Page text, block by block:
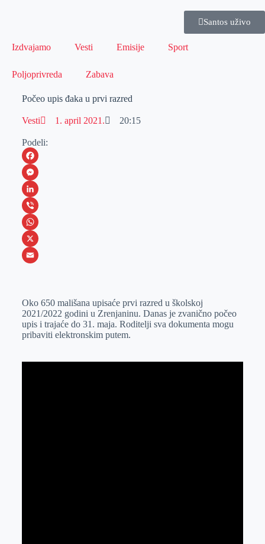
Santos uživo
Izdvajamo Vesti Emisije Sport
Poljoprivreda Zabava
Počeo upis đaka u prvi razred
Vesti 1. april 2021. 20:15
Podeli:
F
a
c
e
b
o
M
e
s
s
e
e
r
L
i
n
k
I
n
V
i
b
W
h
s
A
p
X
a
i
l
Oko 650 mališana upisaće prvi razred u školskoj
2021/2022 godini u Zrenjaninu. Danas je zvanično počeo
upis i trajaće do 31. maja. Roditelji sva dokumenta mogu
pribaviti elektronskim putem.